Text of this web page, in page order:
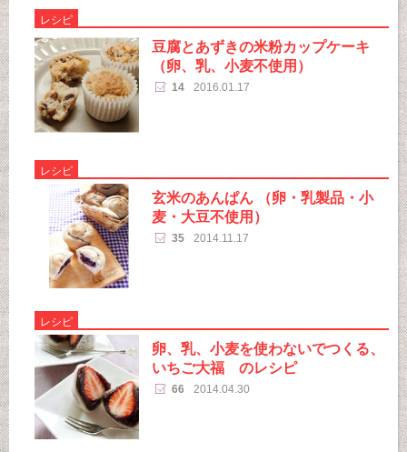
レシピ
豆腐とあずきの米粉カップケーキ
（卵、乳、小麦不使用）
14 2016.01.17
レシピ
玄米のあんぱん （卵・乳製品・小
麦・大豆不使用）
35 2014.11.17
レシピ
卵、乳、小麦を使わないでつくる、
いちご大福 のレシピ
66 2014.04.30